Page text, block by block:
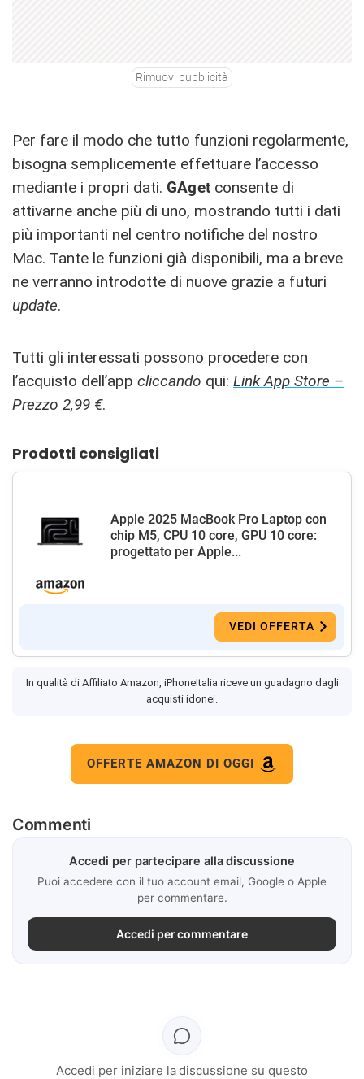
Rimuovi pubblicità
Per fare il modo che tutto funzioni regolarmente,
bisogna semplicemente effettuare l’accesso
mediante i propri dati. GAget consente di
attivarne anche più di uno, mostrando tutti i dati
più importanti nel centro notifiche del nostro
Mac. Tante le funzioni già disponibili, ma a breve
ne verranno introdotte di nuove grazie a futuri
update.
Tutti gli interessati possono procedere con
l’acquisto dell’app cliccando qui: Link App Store –
Prezzo 2,99 €.
Prodotti consigliati
Apple 2025 MacBook Pro Laptop con
chip M5, CPU 10 core, GPU 10 core:
progettato per Apple...
VEDI OFFERTA
In qualità di Affiliato Amazon, iPhoneItalia riceve un guadagno dagli
acquisti idonei.
OFFERTE AMAZON DI OGGI
Commenti
Accedi per partecipare alla discussione
Puoi accedere con il tuo account email, Google o Apple
per commentare.
Accedi per commentare
Accedi per iniziare la discussione su questo